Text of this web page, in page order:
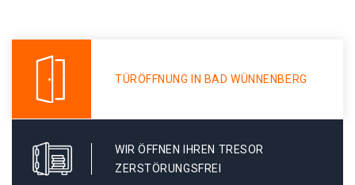
TÜRÖFFNUNG IN BAD WÜNNENBERG
WIR ÖFFNEN IHREN TRESOR
ZERSTÖRUNGSFREI